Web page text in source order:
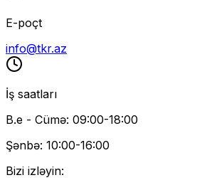
E-poçt
info@tkr.az
İş saatları
B.e - Cümə: 09:00-18:00
Şənbə: 10:00-16:00
Bizi izləyin: